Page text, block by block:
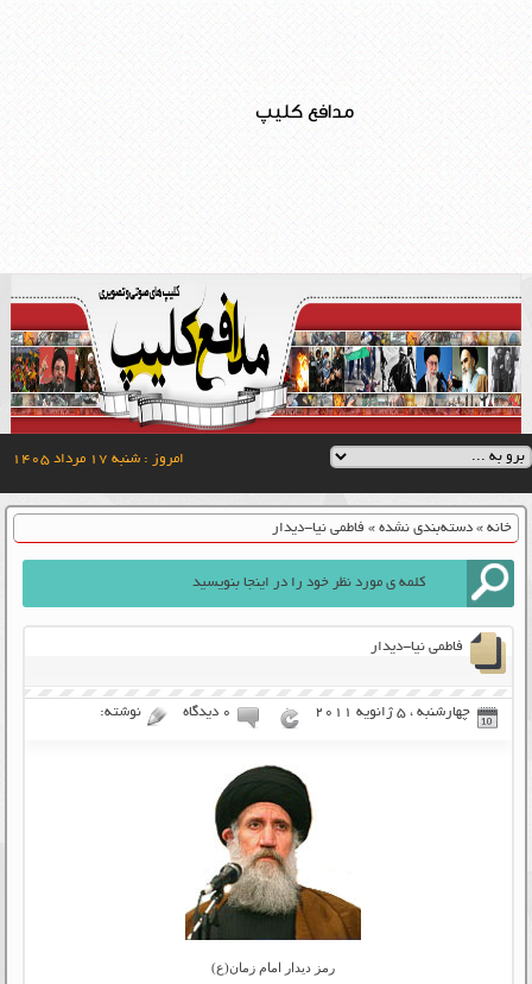
مدافع کلیپ
امروز : شنبه ۱۷ مرداد ۱۴۰۵
خانه» دسته‌بندی نشده» فاطمی نیا-دیدار
فاطمی نیا-دیدار
چهارشنبه ، 5 ژانویه 2011 ۰ دیدگاه نوشته:
رمز دیدار امام زمان(ع)